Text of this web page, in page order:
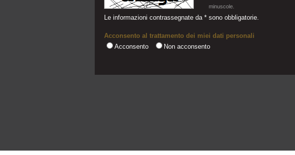
minuscole.
Le informazioni contrassegnate da * sono obbligatorie.
Acconsento al trattamento dei miei dati personali
Acconsento
Non acconsento